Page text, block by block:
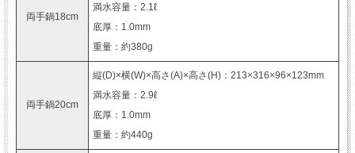
両手鍋18cm
満水容量：2.1ℓ
底厚：1.0mm
重量：約380g
両手鍋20cm
縦(D)×横(W)×高さ(A)×高さ(H)：213×316×96×123mm
満水容量：2.9ℓ
底厚：1.0mm
重量：約440g